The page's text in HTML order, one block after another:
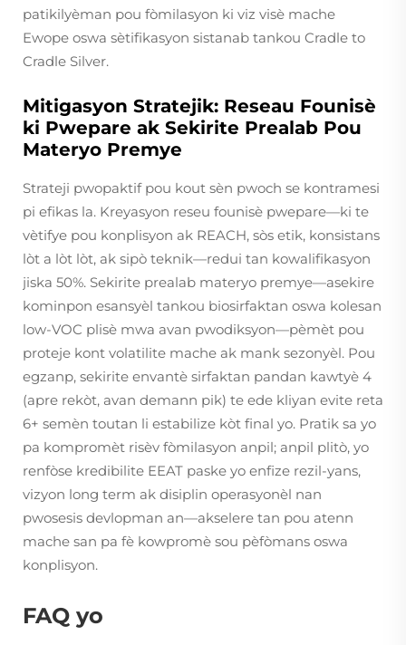
patikilyèman pou fòmilasyon ki viz visè mache
Ewope oswa sètifikasyon sistanab tankou Cradle to
Cradle Silver.
Mitigasyon Stratejik: Reseau Founisè
ki Pwepare ak Sekirite Prealab Pou
Materyo Premye
Strateji pwopaktif pou kout sèn pwoch se kontramesi
pi efikas la. Kreyasyon reseu founisè pwepare—ki te
vètifye pou konplisyon ak REACH, sòs etik, konsistans
lòt a lòt lòt, ak sipò teknik—redui tan kowalifikasyon
jiska 50%. Sekirite prealab materyo premye—asekire
kominpon esansyèl tankou biosirfaktan oswa kolesan
low-VOC plisè mwa avan pwodiksyon—pèmèt pou
proteje kont volatilite mache ak mank sezonyèl. Pou
egzanp, sekirite envantè sirfaktan pandan kawtyè 4
(apre rekòt, avan demann pik) te ede kliyan evite reta
6+ semèn toutan li estabilize kòt final yo. Pratik sa yo
pa kompromèt risèv fòmilasyon anpil; anpil plitò, yo
renfòse kredibilite EEAT paske yo enfize rezil-yans,
vizyon long term ak disiplin operasyonèl nan
pwosesis devlopman an—akselere tan pou atenn
mache san pa fè kowpromè sou pèfòmans oswa
konplisyon.
FAQ yo